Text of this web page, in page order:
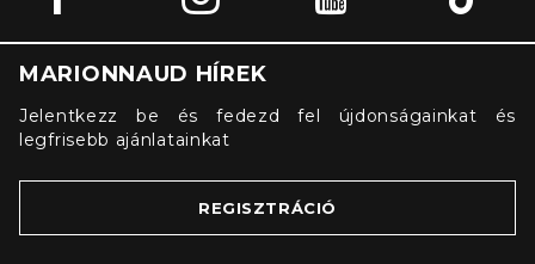
MARIONNAUD HÍREK
Jelentkezz be és fedezd fel újdonságainkat és
legfrisebb ajánlatainkat
REGISZTRÁCIÓ